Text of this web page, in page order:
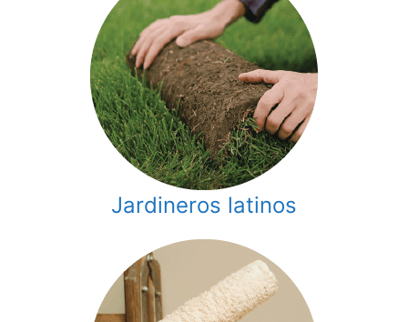
Jardineros latinos